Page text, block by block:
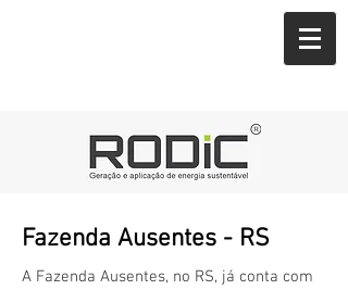
Fazenda Ausentes - RS
A Fazenda Ausentes, no RS, já conta com